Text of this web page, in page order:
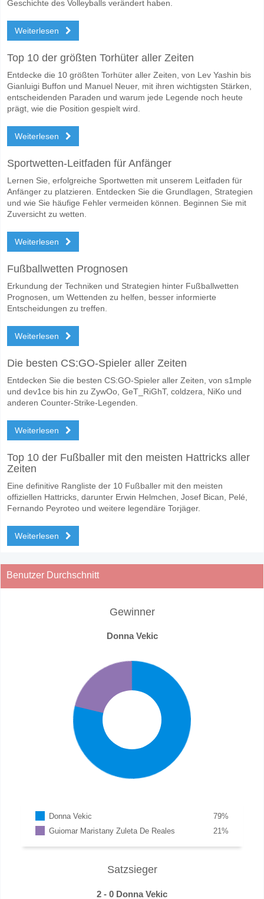
Geschichte des Volleyballs verändert haben.
Weiterlesen
Top 10 der größten Torhüter aller Zeiten
Entdecke die 10 größten Torhüter aller Zeiten, von Lev Yashin bis
Gianluigi Buffon und Manuel Neuer, mit ihren wichtigsten Stärken,
entscheidenden Paraden und warum jede Legende noch heute
prägt, wie die Position gespielt wird.
Weiterlesen
Sportwetten-Leitfaden für Anfänger
Lernen Sie, erfolgreiche Sportwetten mit unserem Leitfaden für
Anfänger zu platzieren. Entdecken Sie die Grundlagen, Strategien
und wie Sie häufige Fehler vermeiden können. Beginnen Sie mit
Zuversicht zu wetten.
Weiterlesen
Fußballwetten Prognosen
Erkundung der Techniken und Strategien hinter Fußballwetten
Prognosen, um Wettenden zu helfen, besser informierte
Entscheidungen zu treffen.
Weiterlesen
Die besten CS:GO-Spieler aller Zeiten
Entdecken Sie die besten CS:GO-Spieler aller Zeiten, von s1mple
und dev1ce bis hin zu ZywOo, GeT_RiGhT, coldzera, NiKo und
anderen Counter-Strike-Legenden.
Weiterlesen
Top 10 der Fußballer mit den meisten Hattricks aller
Zeiten
Eine definitive Rangliste der 10 Fußballer mit den meisten
offiziellen Hattricks, darunter Erwin Helmchen, Josef Bican, Pelé,
Fernando Peyroteo und weitere legendäre Torjäger.
Weiterlesen
Benutzer Durchschnitt
Gewinner
Donna Vekic
Donna Vekic %
79
Guiomar Maristany Zuleta De Reales
%
21
Satzsieger
2 - 0 Donna Vekic